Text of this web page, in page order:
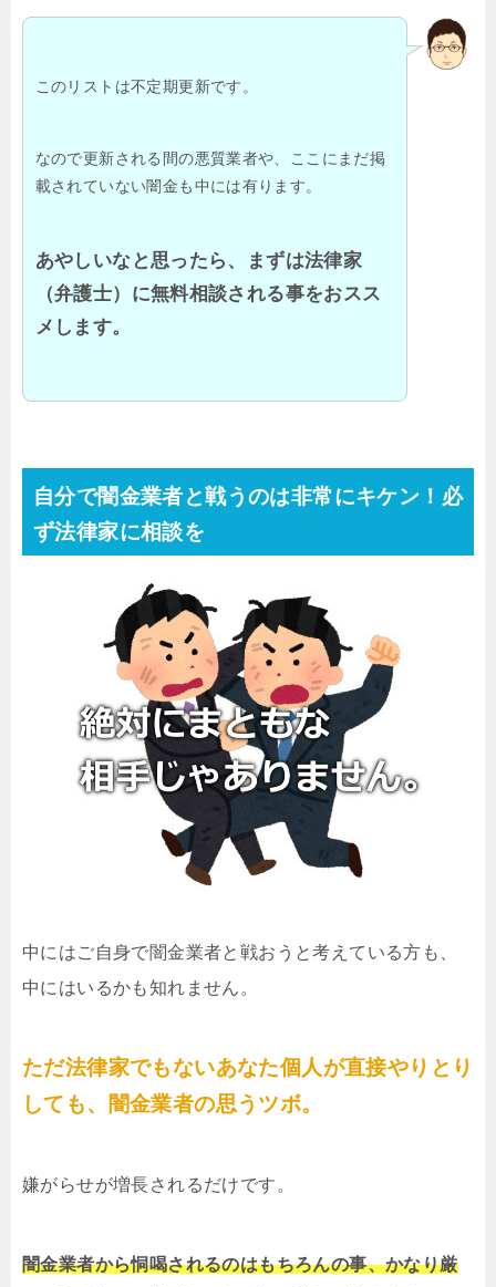
このリストは不定期更新です。
なので更新される間の悪質業者や、ここにまだ掲
載されていない闇金も中には有ります。
あやしいなと思ったら、まずは法律家
（弁護士）に無料相談される事をおスス
メします。
自分で闇金業者と戦うのは非常にキケン！必
ず法律家に相談を
中にはご自身で闇金業者と戦おうと考えている方も、
中にはいるかも知れません。
ただ法律家でもないあなた個人が直接やりとり
しても、闇金業者の思うツボ。
嫌がらせが増長されるだけです。
闇金業者から恫喝されるのはもちろんの事、かなり厳